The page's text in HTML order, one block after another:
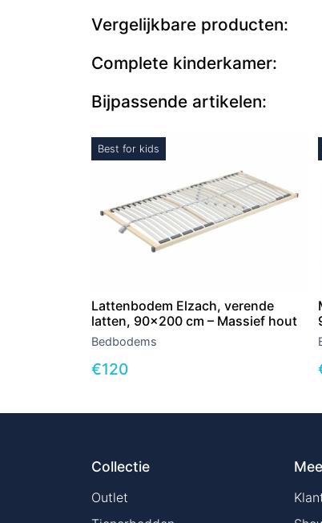
Vergelijkbare producten:
Complete kinderkamer:
Bijpassende artikelen:
Best for kids
Lattenbodem Elzach, verende
latten, 90×200 cm – Massief hout
Bedbodems
€120
Collectie
Outlet